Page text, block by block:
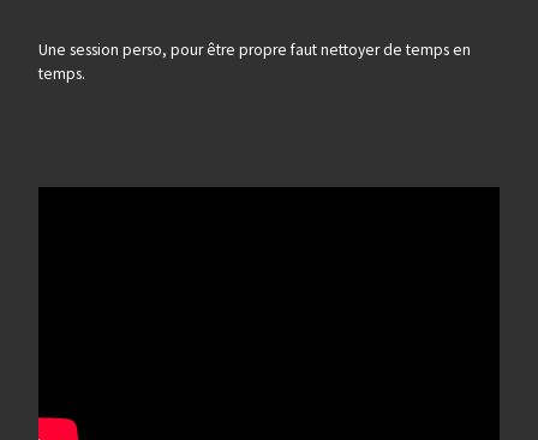
Une session perso, pour être propre faut nettoyer de temps en
temps.